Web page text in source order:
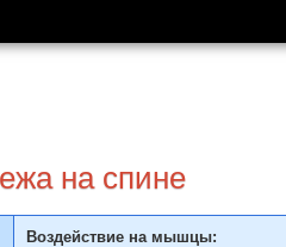
на спине
Воздействие на мышцы: